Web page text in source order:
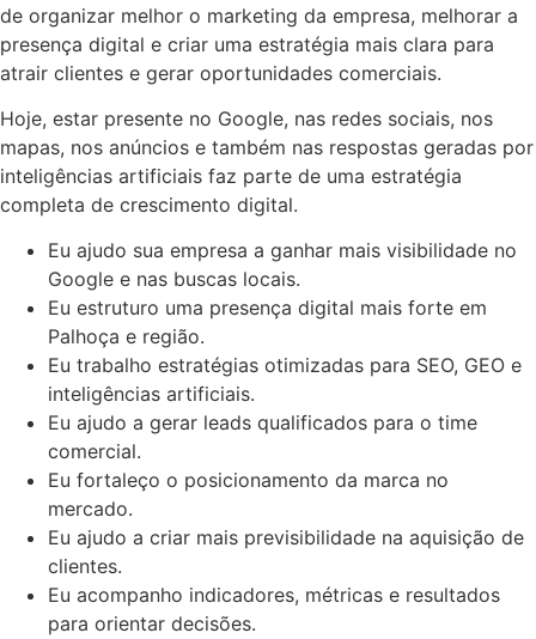
de organizar melhor o marketing da empresa, melhorar a
presença digital e criar uma estratégia mais clara para
atrair clientes e gerar oportunidades comerciais.
Hoje, estar presente no Google, nas redes sociais, nos
mapas, nos anúncios e também nas respostas geradas por
inteligências artificiais faz parte de uma estratégia
completa de crescimento digital.
Eu ajudo sua empresa a ganhar mais visibilidade no
Google e nas buscas locais.
Eu estruturo uma presença digital mais forte em
Palhoça e região.
Eu trabalho estratégias otimizadas para SEO, GEO e
inteligências artificiais.
Eu ajudo a gerar leads qualificados para o time
comercial.
Eu fortaleço o posicionamento da marca no
mercado.
Eu ajudo a criar mais previsibilidade na aquisição de
clientes.
Eu acompanho indicadores, métricas e resultados
para orientar decisões.